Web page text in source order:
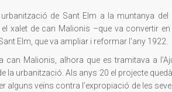
de Sant Elm a la muntanya del
xalet de can Malionis –que va convertir
Elm, que va ampliar i reformar l’any 1922.
can Malionis, alhora que es tramitava a
la urbanització. Als anys 20 el projecte
veïns contra l’expropiació de les